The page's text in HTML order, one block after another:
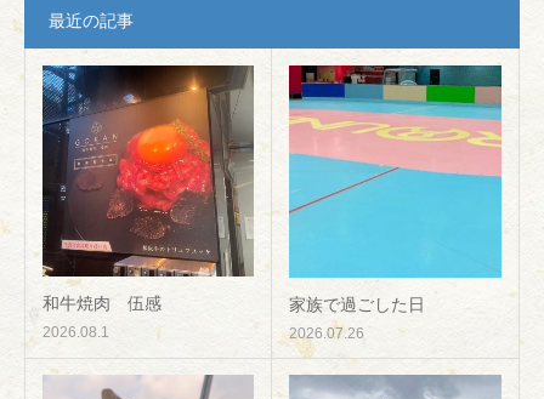
最近の記事
和牛焼肉 伍感
2026.08.1
家族で過ごした日
2026.07.26